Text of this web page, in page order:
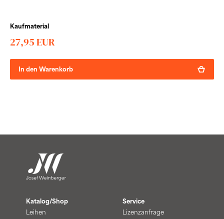
Kaufmaterial
27,95 EUR
In den Warenkorb
Katalog/Shop
Leihen
Service
Lizenzanfrage